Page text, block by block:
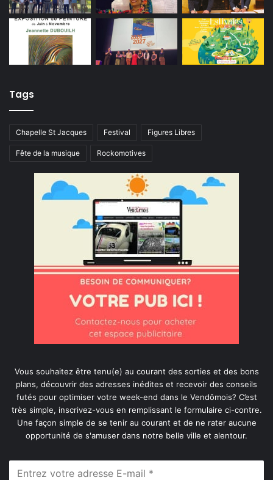
Tags
Chapelle St Jacques Festival Figures Libres
Fête de la musique Rockomotives
Vous souhaitez être tenu(e) au courant des sorties et des bons
plans, découvrir des adresses inédites et recevoir des conseils
futés pour optimiser votre week-end dans le Vendômois? C’est
très simple, inscrivez-vous en remplissant le formulaire ci-contre.
Une façon simple de se tenir au courant et de ne rater aucune
opportunité de s'amuser dans notre belle ville et alentour.